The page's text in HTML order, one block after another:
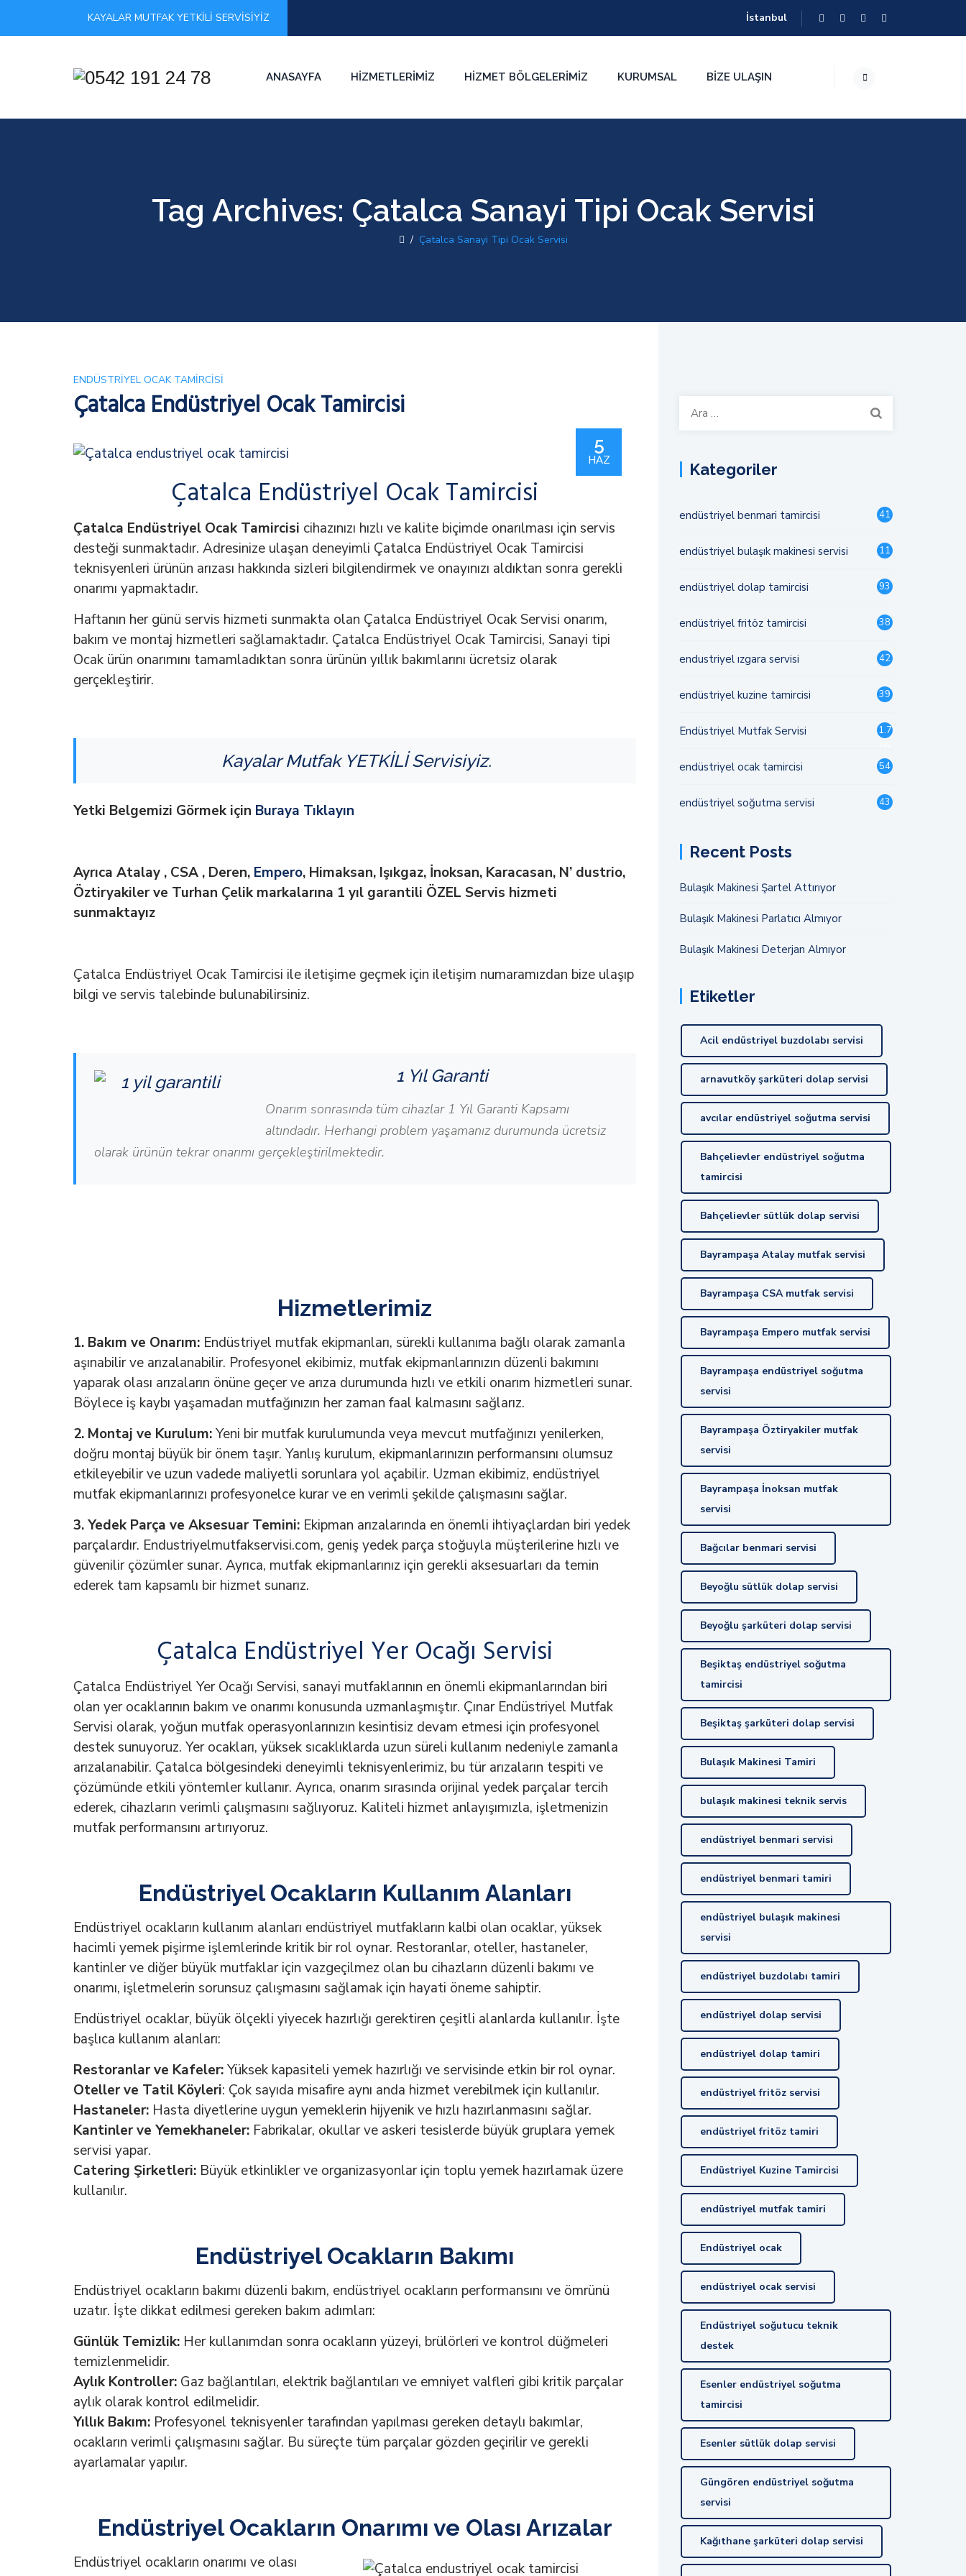
KAYALAR MUTFAK YETKİLİ SERVİSİYİZ İstanbul
ANASAYFA HIZMETLERIMIZ HIZMET BÖLGELERIMIZ KURUMSAL BIZE ULAŞIN
Tag Archives: Çatalca Sanayi Tipi Ocak Servisi
/ Çatalca Sanayi Tipi Ocak Servisi
ENDÜSTRIYEL OCAK TAMIRCISI
Çatalca Endüstriyel Ocak Tamircisi
5
HAZ
Çatalca Endüstriyel Ocak Tamircisi
Çatalca Endüstriyel Ocak Tamircisi cihazınızı hızlı ve kalite biçimde onarılması için servis
desteği sunmaktadır. Adresinize ulaşan deneyimli Çatalca Endüstriyel Ocak Tamircisi
teknisyenleri ürünün arızası hakkında sizleri bilgilendirmek ve onayınızı aldıktan sonra gerekli
onarımı yapmaktadır.
Haftanın her günü servis hizmeti sunmakta olan Çatalca Endüstriyel Ocak Servisi onarım,
bakım ve montaj hizmetleri sağlamaktadır. Çatalca Endüstriyel Ocak Tamircisi, Sanayi tipi
Ocak ürün onarımını tamamladıktan sonra ürünün yıllık bakımlarını ücretsiz olarak
gerçekleştirir.
Kayalar Mutfak YETKİLİ Servisiyiz.
Yetki Belgemizi Görmek için Buraya Tıklayın
Ayrıca Atalay , CSA , Deren, Empero, Himaksan, Işıkgaz, İnoksan, Karacasan, N’ dustrio,
Öztiryakiler ve Turhan Çelik markalarına 1 yıl garantili ÖZEL Servis hizmeti
sunmaktayız
Çatalca Endüstriyel Ocak Tamircisi ile iletişime geçmek için iletişim numaramızdan bize ulaşıp
bilgi ve servis talebinde bulunabilirsiniz.
1 Yıl Garanti
Onarım sonrasında tüm cihazlar 1 Yıl Garanti Kapsamı
altındadır. Herhangi problem yaşamanız durumunda ücretsiz
olarak ürünün tekrar onarımı gerçekleştirilmektedir.
Hizmetlerimiz
1. Bakım ve Onarım: Endüstriyel mutfak ekipmanları, sürekli kullanıma bağlı olarak zamanla
aşınabilir ve arızalanabilir. Profesyonel ekibimiz, mutfak ekipmanlarınızın düzenli bakımını
yaparak olası arızaların önüne geçer ve arıza durumunda hızlı ve etkili onarım hizmetleri sunar.
Böylece iş kaybı yaşamadan mutfağınızın her zaman faal kalmasını sağlarız.
2. Montaj ve Kurulum:Yeni bir mutfak kurulumunda veya mevcut mutfağınızı yenilerken,
doğru montaj büyük bir önem taşır. Yanlış kurulum, ekipmanlarınızın performansını olumsuz
etkileyebilir ve uzun vadede maliyetli sorunlara yol açabilir. Uzman ekibimiz, endüstriyel
mutfak ekipmanlarınızı profesyonelce kurar ve en verimli şekilde çalışmasını sağlar.
3. Yedek Parça ve Aksesuar Temini: Ekipman arızalarında en önemli ihtiyaçlardan biri yedek
parçalardır. Endustriyelmutfakservisi.com, geniş yedek parça stoğuyla müşterilerine hızlı ve
güvenilir çözümler sunar. Ayrıca, mutfak ekipmanlarınız için gerekli aksesuarları da temin
ederek tam kapsamlı bir hizmet sunarız.
Çatalca Endüstriyel Yer Ocağı Servisi
Çatalca Endüstriyel Yer Ocağı Servisi, sanayi mutfaklarının en önemli ekipmanlarından biri
olan yer ocaklarının bakım ve onarımı konusunda uzmanlaşmıştır. Çınar Endüstriyel Mutfak
Servisi olarak, yoğun mutfak operasyonlarınızın kesintisiz devam etmesi için profesyonel
destek sunuyoruz. Yer ocakları, yüksek sıcaklıklarda uzun süreli kullanım nedeniyle zamanla
arızalanabilir. Çatalca bölgesindeki deneyimli teknisyenlerimiz, bu tür arızaların tespiti ve
çözümünde etkili yöntemler kullanır. Ayrıca, onarım sırasında orijinal yedek parçalar tercih
ederek, cihazların verimli çalışmasını sağlıyoruz. Kaliteli hizmet anlayışımızla, işletmenizin
mutfak performansını artırıyoruz.
Endüstriyel Ocakların Kullanım Alanları
Endüstriyel ocakların kullanım alanları endüstriyel mutfakların kalbi olan ocaklar, yüksek
hacimli yemek pişirme işlemlerinde kritik bir rol oynar. Restoranlar, oteller, hastaneler,
kantinler ve diğer büyük mutfaklar için vazgeçilmez olan bu cihazların düzenli bakımı ve
onarımı, işletmelerin sorunsuz çalışmasını sağlamak için hayati öneme sahiptir.
Endüstriyel ocaklar, büyük ölçekli yiyecek hazırlığı gerektiren çeşitli alanlarda kullanılır. İşte
başlıca kullanım alanları:
Restoranlar ve Kafeler:Yüksek kapasiteli yemek hazırlığı ve servisinde etkin bir rol oynar.
Oteller ve Tatil Köyleri: Çok sayıda misafire aynı anda hizmet verebilmek için kullanılır.
Hastaneler: Hasta diyetlerine uygun yemeklerin hijyenik ve hızlı hazırlanmasını sağlar.
Kantinler ve Yemekhaneler: Fabrikalar, okullar ve askeri tesislerde büyük gruplara yemek
servisi yapar.
Catering Şirketleri: Büyük etkinlikler ve organizasyonlar için toplu yemek hazırlamak üzere
kullanılır.
Endüstriyel Ocakların Bakımı
Endüstriyel ocakların bakımı düzenli bakım, endüstriyel ocakların performansını ve ömrünü
uzatır. İşte dikkat edilmesi gereken bakım adımları:
Günlük Temizlik: Her kullanımdan sonra ocakların yüzeyi, brülörleri ve kontrol düğmeleri
temizlenmelidir.
Aylık Kontroller: Gaz bağlantıları, elektrik bağlantıları ve emniyet valfleri gibi kritik parçalar
aylık olarak kontrol edilmelidir.
Yıllık Bakım: Profesyonel teknisyenler tarafından yapılması gereken detaylı bakımlar,
ocakların verimli çalışmasını sağlar. Bu süreçte tüm parçalar gözden geçirilir ve gerekli
ayarlamalar yapılır.
Endüstriyel Ocakların Onarımı ve Olası Arızalar
Endüstriyel ocakların onarımı ve olası
Arama:
Kategoriler
endüstriyel benmari tamircisi 41
endüstriyel bulaşık makinesi servisi 11
endüstriyel dolap tamircisi 93
endüstriyel fritöz tamircisi 38
endustriyel ızgara servisi 42
endüstriyel kuzine tamircisi 39
Endüstriyel Mutfak Servisi
1.7
endüstriyel ocak tamircisi 54
endüstriyel soğutma servisi 43
Recent Posts
Bulaşık Makinesi Şartel Attırıyor
Bulaşık Makinesi Parlatıcı Almıyor
Bulaşık Makinesi Deterjan Almıyor
Etiketler
Acil endüstriyel buzdolabı servisi
arnavutköy şarküteri dolap servisi
avcılar endüstriyel soğutma servisi
Bahçelievler endüstriyel soğutma
tamircisi
Bahçelievler sütlük dolap servisi
Bayrampaşa Atalay mutfak servisi
Bayrampaşa CSA mutfak servisi
Bayrampaşa Empero mutfak servisi
Bayrampaşa endüstriyel soğutma
servisi
Bayrampaşa Öztiryakiler mutfak
servisi
Bayrampaşa İnoksan mutfak
servisi
Bağcılar benmari servisi
Beyoğlu sütlük dolap servisi
Beyoğlu şarküteri dolap servisi
Beşiktaş endüstriyel soğutma
tamircisi
Beşiktaş şarküteri dolap servisi
Bulaşık Makinesi Tamiri
bulaşık makinesi teknik servis
endüstriyel benmari servisi
endüstriyel benmari tamiri
endüstriyel bulaşık makinesi
servisi
endüstriyel buzdolabı tamiri
endüstriyel dolap servisi
endüstriyel dolap tamiri
endüstriyel fritöz servisi
endüstriyel fritöz tamiri
Endüstriyel Kuzine Tamircisi
endüstriyel mutfak tamiri
Endüstriyel ocak
endüstriyel ocak servisi
Endüstriyel soğutucu teknik
destek
Esenler endüstriyel soğutma
tamircisi
Esenler sütlük dolap servisi
Güngören endüstriyel soğutma
servisi
Kağıthane şarküteri dolap servisi